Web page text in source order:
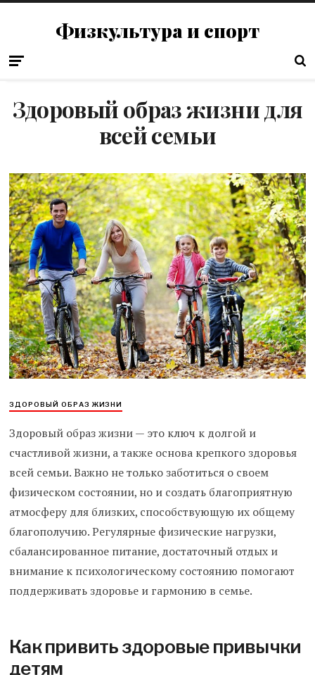
Физкультура и спорт
Здоровый образ жизни для
всей семьи
ЗДОРОВЫЙ ОБРАЗ ЖИЗНИ
Здоровый образ жизни — это ключ к долгой и
счастливой жизни, а также основа крепкого здоровья
всей семьи. Важно не только заботиться о своем
физическом состоянии, но и создать благоприятную
атмосферу для близких, способствующую их общему
благополучию. Регулярные физические нагрузки,
сбалансированное питание, достаточный отдых и
внимание к психологическому состоянию помогают
поддерживать здоровье и гармонию в семье.
Как привить здоровые привычки
детям